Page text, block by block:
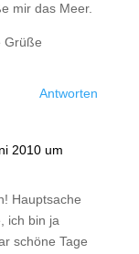
mir das Meer.
Grüße
Antworten
2010 um
Hauptsache
ich bin ja
schöne Tage